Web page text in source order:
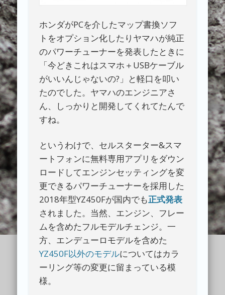
ホンダがPCを介したマップ書換ソフ
トをオプション化したりヤマハが純正
のパワーチューナーを発表したときに
「今どきこれはスマホ＋USBケーブル
がいいんじゃないの?」と軽口を叩い
たのでした。ヤマハのエンジニアさ
ん、しっかりと開発してくれてたんで
すね。
というわけで、セルスターター&スマ
ートフォンに無料専用アプリをダウン
ロードしてエンジンセッティングを変
更できるパワーチューナーを採用した
2018年型YZ450Fが国内でも正式発表
されました。当然、エンジン、フレー
ムを含めたフルモデルチェンジ。一
方、エンデューロモデルを含めた
YZ450F以外のモデルについてはカラ
ーリング等の変更に留まっている模
様。